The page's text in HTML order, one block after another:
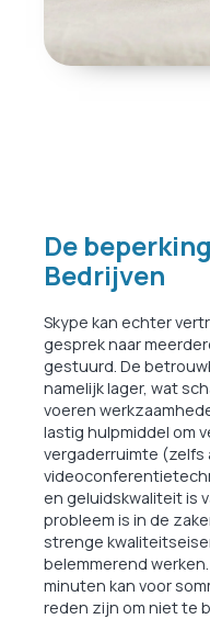
De
Bedrijven
Skype kan echter
gesprek naar
gestuurd. De
namelijk lager, wat
voeren
lastig hulpmiddel om
vergaderruimte (zelfs
en geluidskwaliteit is
probleem is in de
strenge
belemmerend
minuten kan voor
reden zijn om niet te